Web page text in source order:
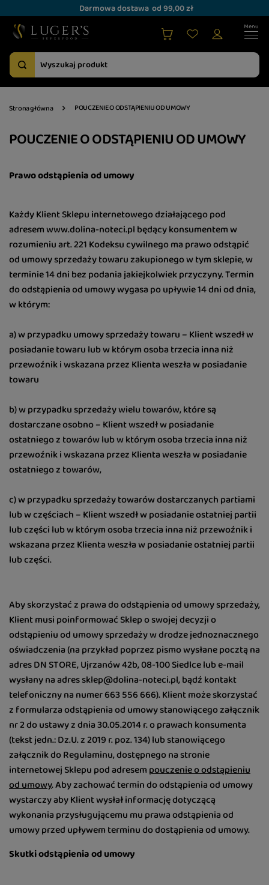
Darmowa dostawa od 99,00 zł
Strona główna POUCZENIE O ODSTĄPIENIU OD UMOWY
POUCZENIE O ODSTĄPIENIU OD UMOWY
Prawo odstąpienia od umowy
Każdy Klient Sklepu internetowego działającego pod
adresem www.dolina-noteci.pl będący konsumentem w
rozumieniu art. 221 Kodeksu cywilnego ma prawo odstąpić
od umowy sprzedaży towaru zakupionego w tym sklepie, w
terminie 14 dni bez podania jakiejkolwiek przyczyny. Termin
do odstąpienia od umowy wygasa po upływie 14 dni od dnia,
w którym:
a) w przypadku umowy sprzedaży towaru – Klient wszedł w
posiadanie towaru lub w którym osoba trzecia inna niż
przewoźnik i wskazana przez Klienta weszła w posiadanie
towaru
b) w przypadku sprzedaży wielu towarów, które są
dostarczane osobno – Klient wszedł w posiadanie
ostatniego z towarów lub w którym osoba trzecia inna niż
przewoźnik i wskazana przez Klienta weszła w posiadanie
ostatniego z towarów,
c) w przypadku sprzedaży towarów dostarczanych partiami
lub w częściach – Klient wszedł w posiadanie ostatniej partii
lub części lub w którym osoba trzecia inna niż przewoźnik i
wskazana przez Klienta weszła w posiadanie ostatniej partii
lub części.
Aby skorzystać z prawa do odstąpienia od umowy sprzedaży,
Klient musi poinformować Sklep o swojej decyzji o
odstąpieniu od umowy sprzedaży w drodze jednoznacznego
oświadczenia (na przykład poprzez pismo wysłane pocztą na
adres DN STORE, Ujrzanów 42b, 08-100 Siedlce lub e-mail
wysłany na adres sklep@dolina-noteci.pl, bądź kontakt
telefoniczny na numer 663 556 666). Klient może skorzystać
z formularza odstąpienia od umowy stanowiącego załącznik
nr 2 do ustawy z dnia 30.05.2014 r. o prawach konsumenta
(tekst jedn.: Dz.U. z 2019 r. poz. 134) lub stanowiącego
załącznik do Regulaminu, dostępnego na stronie
internetowej Sklepu pod adresem pouczenie o odstąpieniu
od umowy. Aby zachować termin do odstąpienia od umowy
wystarczy aby Klient wysłał informację dotyczącą
wykonania przysługującemu mu prawa odstąpienia od
umowy przed upływem terminu do dostąpienia od umowy.
Skutki odstąpienia od umowy